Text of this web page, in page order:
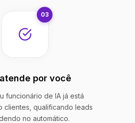
03
por você
funcionário de IA já está
clientes, qualificando leads
no automático.